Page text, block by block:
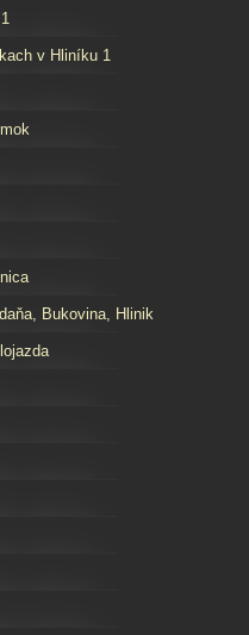
v Hliníku 1
Bukovina, Hlinik